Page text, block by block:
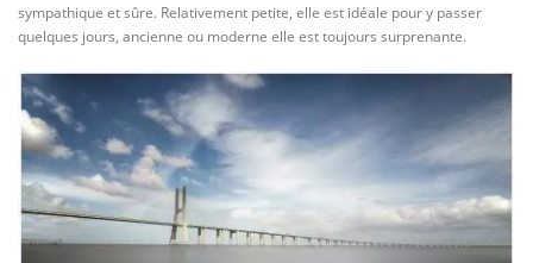
TROMBORN Contact0 ARTICLE 0,00 €
sympathique et sûre. Relativement petite, elle est idéale pour y passer
quelques jours, ancienne ou moderne elle est toujours surprenante.